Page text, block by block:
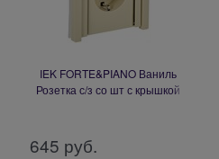
IEK FORTE&PIANO Ваниль
Розетка с/з со шт с крышкой
645 руб.